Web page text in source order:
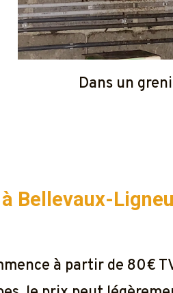
Dans un
Bellevaux-
à partir de 80€